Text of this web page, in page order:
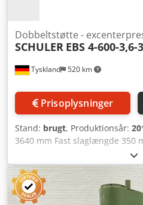
Tyskland 520 km
Dobbeltstøtte -
SCHULER EBS 4-600-3,6-
Prisoplysninger
Stand: brugt, Produktionsår:
3640 mm Fast slaglængde 350
/min Indbygningshøjde (slag +
1550 mm Sideåbning 2200
Stempelflade 3600 x 2500 mm
Båndbredde 2000 mm